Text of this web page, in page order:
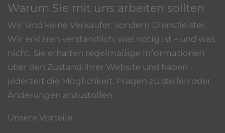
Warum Sie mit uns arbeiten sollten
Wir sind keine Verkäufer, sondern Dienstleister.
Wir erklären verständlich, was nötig ist – und was
nicht. Sie erhalten regelmäßige Informationen
über den Zustand Ihrer Website und haben
jederzeit die Möglichkeit, Fragen zu stellen oder
Änderungen anzustoßen.
Unsere Vorteile: